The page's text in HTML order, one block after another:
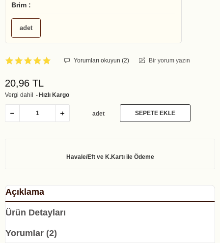
Brim :
adet
Yorumları okuyun (2) Bir yorum yazın
20,96 TL
Vergi dahil Hızlı Kargo
adet SEPETE EKLE
Açıklama
Ürün Detayları
Yorumlar (2)